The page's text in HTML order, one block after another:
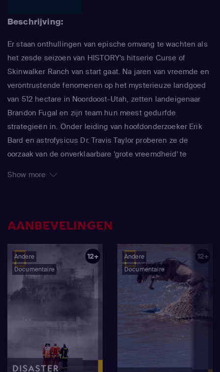
Beschrijving:
Er staan onthullingen van epische omvang te wachten als
het zesde seizoen van HISTORY's hitserie Curse of
Skinwalker Ranch van start gaat. Na jaren van vreemde en
verontrustende fenomenen op het mysterieuze landgoed
van 512 hectare in Noordoost-Utah, zetten landeigenaar
Brandon Fugal en zijn team hun meest gedurfde
strategieën in. Onder leiding van hoofdonderzoeker Erik
Bard en astrofysicus Dr. Travis Taylor proberen ze de
oorzaak van de onverklaarbare 'grote vreemdheid' te
bewonen of bezoeken. In het zesde seizoen onthult het
hemel als diep onder de grond - die erop wijzen dat de
eeuwenoude legendes en geruchten weleens op
waarheid kunnen berusten.
Show more
AANBEVELINGEN
Andere
Documentaire
12+
Andere
Documentaire
12+